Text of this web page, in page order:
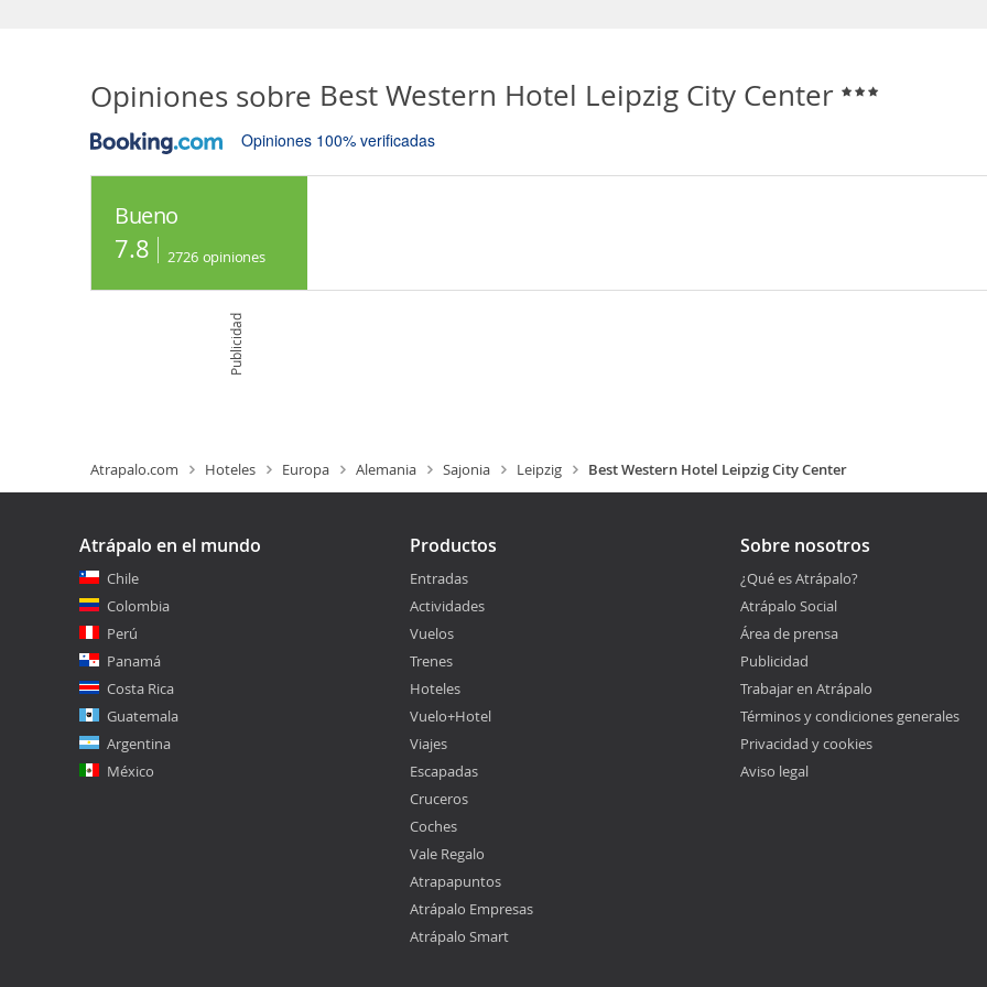
Opiniones sobre Best Western Hotel Leipzig City Center
Opiniones 100% verificadas
Bueno
7.8 2726 opiniones
Publicidad
Atrapalo.com Hoteles Europa Alemania Sajonia Leipzig Best Western Hotel Leipzig City Center
Atrápalo en el mundo
Chile
Colombia
Perú
Panamá
Costa Rica
Guatemala
Argentina
México
Productos
Entradas
Actividades
Vuelos
Trenes
Hoteles
Vuelo+Hotel
Viajes
Escapadas
Cruceros
Coches
Vale Regalo
Atrapapuntos
Atrápalo Empresas
Atrápalo Smart
Sobre nosotros
¿Qué es Atrápalo?
Atrápalo Social
Área de prensa
Publicidad
Trabajar en Atrápalo
Términos y condiciones generales
Privacidad y cookies
Aviso legal